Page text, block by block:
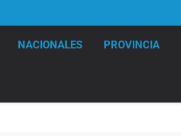
NACIONALES PROVINCIA